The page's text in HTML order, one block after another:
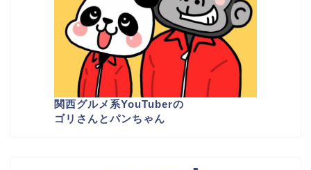
関西グルメ系YouTuberの
ゴリさんとパンちゃん